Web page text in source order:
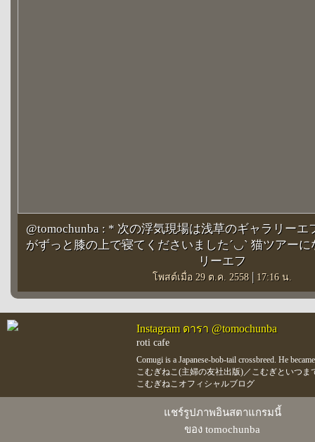
@tomochunba : * 次の浮気現場は浅草のギャラリーエ
がずっと膝の上で寝てくださいました´◡` 猫ツアーに
リーエフ
โพสต์เมื่อ 29 ต.ค. 2558 | 17:16 น.
Instagram ดารา @tomochunba
roti cafe
Comugi is a Japanese-bob-tail crossbreed. He
こむぎねこ(主婦の友社出版)／こむぎといつま
こむぎねこオフィシャルブログ
แชร์รูปภาพอินสตาแกรมนี้
ของ tomochunba